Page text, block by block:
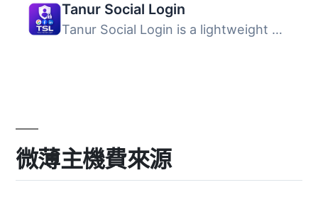
Tanur Social Login
Tanur Social Login is a lightweight WordPress social logi...
微薄主機費來源